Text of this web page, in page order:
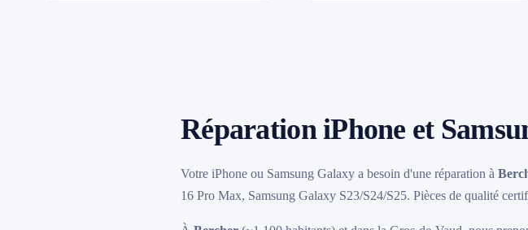
Réparation iPhone et
Votre iPhone ou Samsung Galaxy a besoin d'une réparation à
16 Pro Max, Samsung Galaxy S23/S24/S25. Pièces de qualité